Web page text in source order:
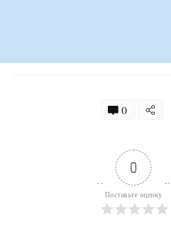
0
0
Поставьте оценку